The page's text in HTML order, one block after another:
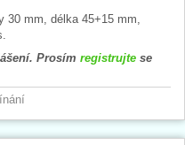
mm, délka 45+15 mm,
Prosím registrujte se